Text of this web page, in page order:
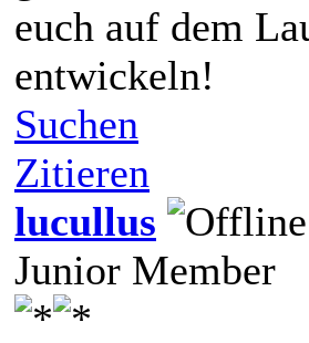
euch auf dem
entwickeln!
Suchen
Zitieren
lucullus
Junior Member